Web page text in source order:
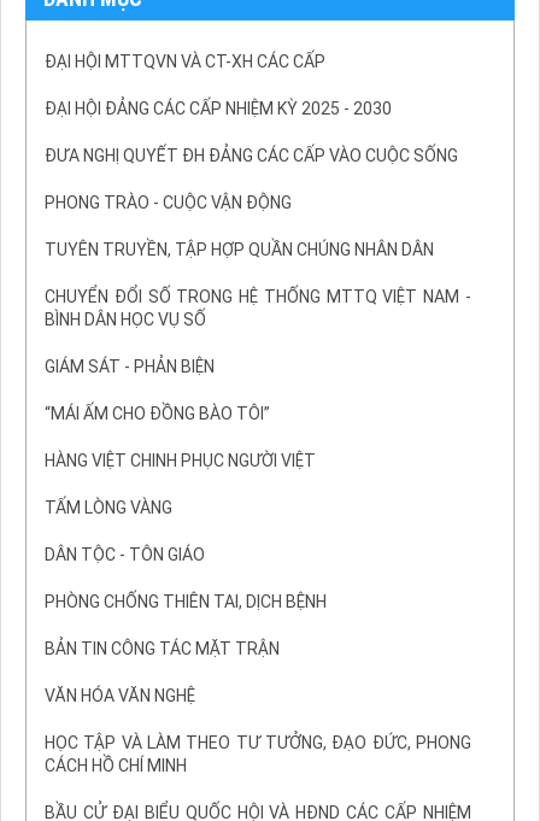
ĐẠI HỘI MTTQVN VÀ CT-XH CÁC CẤP
ĐẠI HỘI ĐẢNG CÁC CẤP NHIỆM KỲ 2025 - 2030
ĐƯA NGHỊ QUYẾT ĐH ĐẢNG CÁC CẤP VÀO CUỘC SỐNG
PHONG TRÀO - CUỘC VẬN ĐỘNG
TUYÊN TRUYỀN, TẬP HỢP QUẦN CHÚNG NHÂN DÂN
CHUYỂN ĐỔI SỐ TRONG HỆ THỐNG MTTQ VIỆT NAM -
BÌNH DÂN HỌC VỤ SỐ
GIÁM SÁT - PHẢN BIỆN
“MÁI ẤM CHO ĐỒNG BÀO TÔI”
HÀNG VIỆT CHINH PHỤC NGƯỜI VIỆT
TẤM LÒNG VÀNG
DÂN TỘC - TÔN GIÁO
PHÒNG CHỐNG THIÊN TAI, DỊCH BỆNH
BẢN TIN CÔNG TÁC MẶT TRẬN
VĂN HÓA VĂN NGHỆ
HỌC TẬP VÀ LÀM THEO TƯ TƯỞNG, ĐẠO ĐỨC, PHONG
CÁCH HỒ CHÍ MINH
BẦU CỬ ĐẠI BIỂU QUỐC HỘI VÀ HĐND CÁC CẤP NHIỆM